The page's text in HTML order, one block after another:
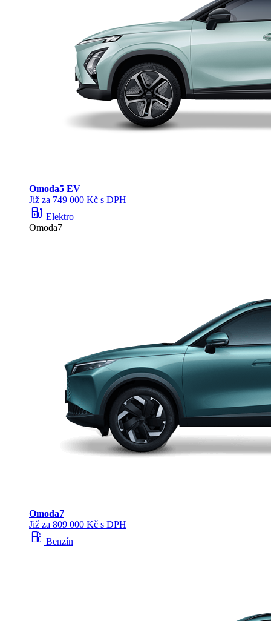
Omoda5 EV
Již za 749 000 Kč s DPH
ev_station Elektro
Omoda7
Omoda7
Již za 809 000 Kč s DPH
local_gas_station Benzín